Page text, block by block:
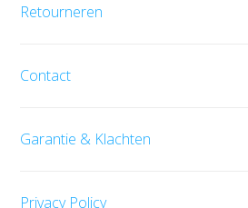
Retourneren
Contact
Garantie & Klachten
Privacy Policy